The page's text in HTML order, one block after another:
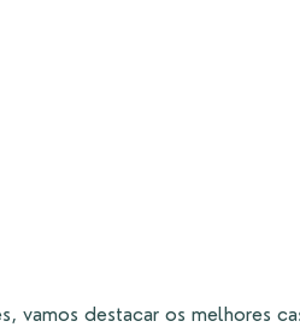
vamos destacar os melhores